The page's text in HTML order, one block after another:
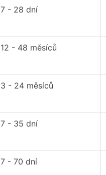
7 - 28 dní
12 - 48 měsíců
3 - 24 měsíců
7 - 35 dní
7 - 70 dní